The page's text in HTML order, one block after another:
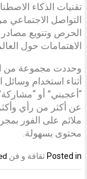
تقنيات الذكاء
التواصل الاجتماعي
الحرص وتنويع
الاهتمامات حول
وحددت مجموعة من
أثناء استخدام
“أعجبني” أو
عن أكثر من رأي
ملائم على الفور
محتوى بسهولة.
Posted in ثقافة و فن